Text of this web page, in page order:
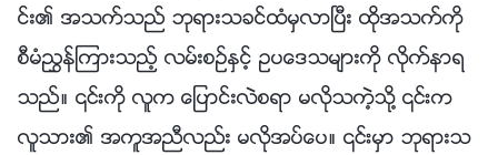
င္း၏ အသက္သည္ ဘုရားသခင္ထံမွလာၿပီး ထိုအသက္ကို
စီမံၫႊန္ၾကားသည့္ လမ္းစဥ္ႏွင့္ ဥပေဒသမ်ားကို လိုက္နာရ
သည္။ ၎ကို လူက ေျပာင္းလဲစရာ မလိုသကဲ့သို႔ ၎က
လူသား၏ အကူအညီလည္း မလိုအပ္ေပ။ ၎မွာ ဘုရားသ